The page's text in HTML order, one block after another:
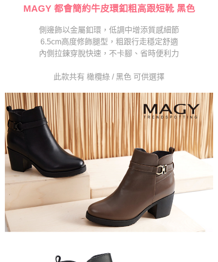
2.基於同意付款使用「大哥付你分期」之契約關係目的，商店將以您的個人
資料（包含姓名、電話或地址）提供予台灣大哥大進項蒐集、處理及利用，
3.完整用戶服務條款，請詳閱以下連結：https://oppay.tw/userRule
※ 交易是否成功請以「AFTEE先享後付 」之結帳頁面顯示為準，若有關於
客戶支援中心」https://netprotections.freshdesk.com/support/home
【注意事項】
１．透過由恩沛科技股份有限公司提供之「AFTEE先享後付」服務完成之交
２．關於個人資料處理事宜，請瀏覽以下網址：
３．未成年的使用者請事先徵得法定代理人或監護人之同意方可使用
「AFTEE先享後付」，若未經同意申辦者引起之損失，本公司不負相關責
任。
４．使用「AFTEE先享後付」時，將依據個別帳號之用戶狀況，依本公司即
時審查核予不同之上限額度；若仍有額度不足之情形，本公司將視審查結果
請求用戶進行身份認證。
５．嚴禁一人註冊多個帳號或使用他人資訊註冊。若發現惡意使用之情形，
恩沛科技股份有限公司將有權停止該用戶之使用額度並採取法律行動。
MAGY 都會簡約牛皮環釦粗高跟短靴 黑色
側邊飾以金屬釦環，低調中增添質感細節
6.5cm高度修飾腿型，粗跟行走穩定舒適
內側拉鍊穿脫快速，不卡腳、省時便利力
此款共有 橄欖綠 / 黑色 可供選擇